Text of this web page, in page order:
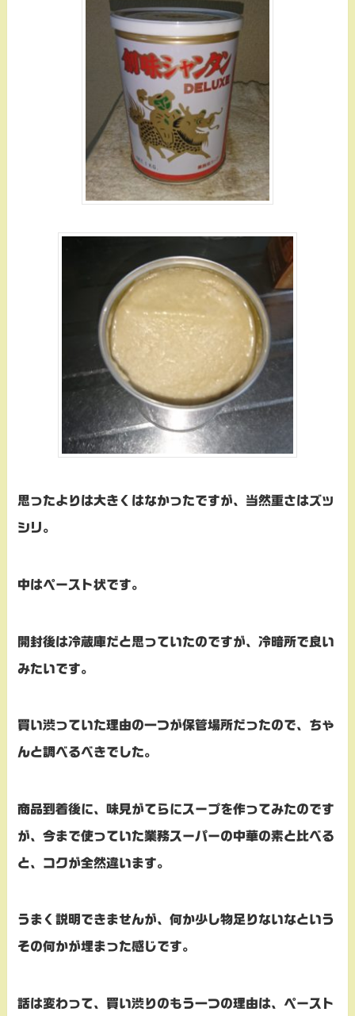
思ったよりは大きくはなかったですが、当然重さはズッ
シリ。
中はペースト状です。
開封後は冷蔵庫だと思っていたのですが、冷暗所で良い
みたいです。
買い渋っていた理由の一つが保管場所だったので、ちゃ
んと調べるべきでした。
商品到着後に、味見がてらにスープを作ってみたのです
が、今まで使っていた業務スーパーの中華の素と比べる
と、コクが全然違います。
うまく説明できませんが、何か少し物足りないなという
その何かが埋まった感じです。
話は変わって、買い渋りのもう一つの理由は、ペースト